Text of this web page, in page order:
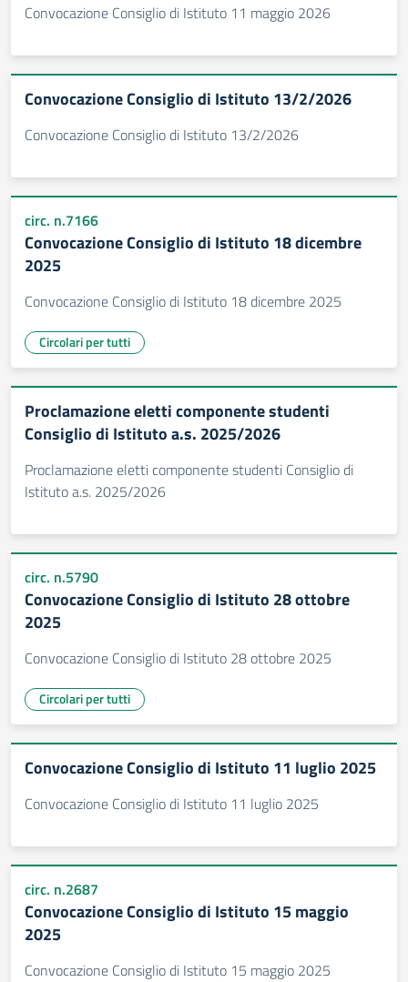
Convocazione Consiglio di Istituto 11 maggio 2026
Convocazione Consiglio di Istituto 13/2/2026
Convocazione Consiglio di Istituto 13/2/2026
circ. n.7166
Convocazione Consiglio di Istituto 18 dicembre
2025
Convocazione Consiglio di Istituto 18 dicembre 2025
Circolari per tutti
Proclamazione eletti componente studenti
Consiglio di Istituto a.s. 2025/2026
Proclamazione eletti componente studenti Consiglio di
Istituto a.s. 2025/2026
circ. n.5790
Convocazione Consiglio di Istituto 28 ottobre
2025
Convocazione Consiglio di Istituto 28 ottobre 2025
Circolari per tutti
Convocazione Consiglio di Istituto 11 luglio 2025
Convocazione Consiglio di Istituto 11 luglio 2025
circ. n.2687
Convocazione Consiglio di Istituto 15 maggio
2025
Convocazione Consiglio di Istituto 15 maggio 2025